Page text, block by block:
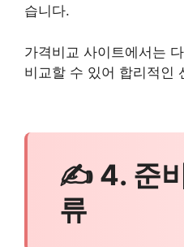
습니다.
가격비교 사이트에서는
비교할 수 있어 합리적인
✍ 4. 준
류